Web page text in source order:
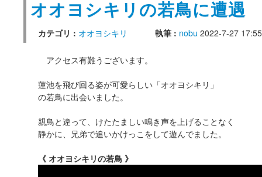
オオヨシキリの若鳥に遭遇
カテゴリ : オオヨシキリ 執筆 : nobu 2022-7-27 17:55
アクセス有難うございます。
蓮池を飛び回る姿が可愛らしい「オオヨシキリ」
の若鳥に出会いました。
親鳥と違って、けたたましい鳴き声を上げることなく
静かに、兄弟で追いかけっこをして遊んでました。
《 オオヨシキリの若鳥 》